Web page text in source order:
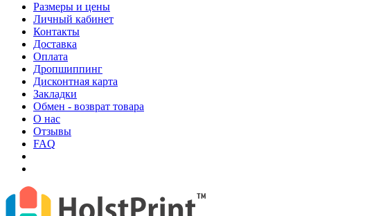
Размеры и цены
Личный кабинет
Контакты
Доставка
Оплата
Дропшиппинг
Дисконтная карта
Закладки
Обмен - возврат товара
О нас
Отзывы
FAQ